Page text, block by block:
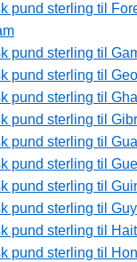
pund sterling til
pund sterling til
pund sterling til
pund sterling til
pund sterling til
pund sterling til
pund sterling til
pund sterling til
pund sterling til
pund sterling til
pund sterling til